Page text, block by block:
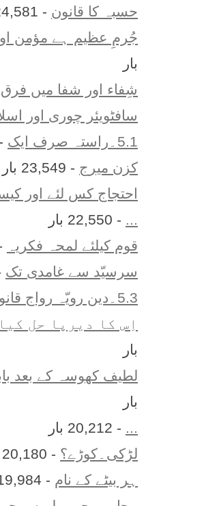
حسبہ کا قانون - 24,581 بار
جُرمِ عظیم ہے مؤمن
بار
شِفاء اور شفا میں فرق
سافٹویئر چوری اور
5.1۔راستہ صرف ایک
- 23,888 بار
کزن ميرج - 23,549 بار
احتجاج کس لئے اور
- 22,550 بار
قوم کیلئے لمحہ فکریہ
-
سرسیّد سے غامدی تک -
5.3۔دین رویّہ رواج قانون
اِس کا ديرپا حل
بار
لطیف کھوسہ کے بعد
بار
- 20,212 بار
لڑکی۔کوڑے؟ - 20,180 بار
ہر بيٹے کے نام - 19,984 بار